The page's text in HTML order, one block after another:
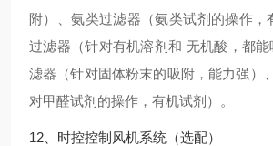
附）、氨类过滤器（氨类试剂的操作，
过滤器（针对有机溶剂和 无机酸，都能
滤器（针对固体粉末的吸附，能力强）
对甲醛试剂的操作，有机试剂）。
12、时控控制风机系统（选配）